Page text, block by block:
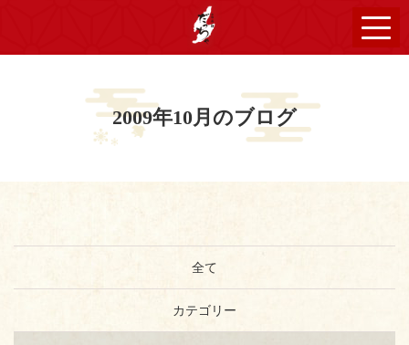
2009年10月のブログ
全て
カテゴリー